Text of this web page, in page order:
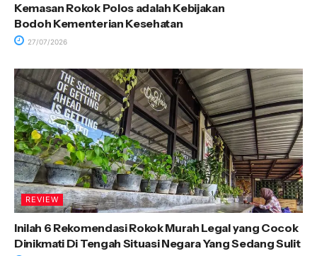
Kemasan Rokok Polos adalah Kebijakan
Bodoh Kementerian Kesehatan
27/07/2026
REVIEW
Inilah 6 Rekomendasi Rokok Murah Legal yang Cocok
Dinikmati Di Tengah Situasi Negara Yang Sedang Sulit